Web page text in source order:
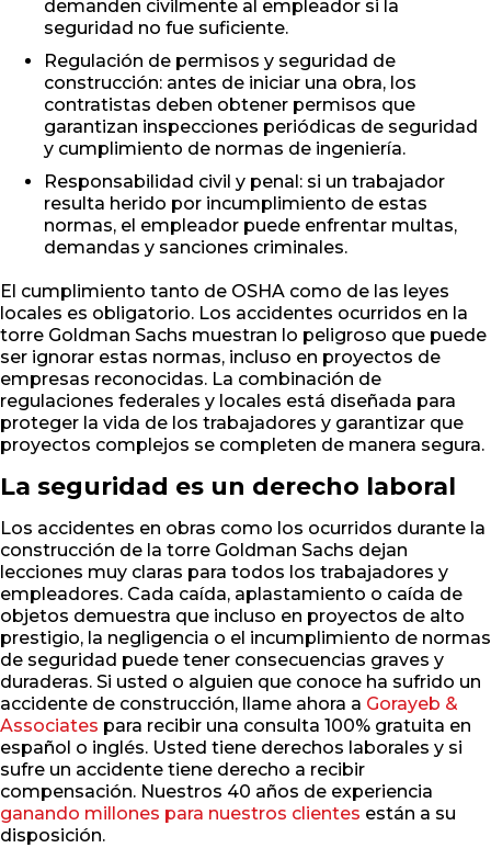
demanden civilmente al empleador si la
seguridad no fue suficiente.
Regulación de permisos y seguridad de
construcción: antes de iniciar una obra, los
contratistas deben obtener permisos que
garantizan inspecciones periódicas de seguridad
y cumplimiento de normas de ingeniería.
Responsabilidad civil y penal: si un trabajador
resulta herido por incumplimiento de estas
normas, el empleador puede enfrentar multas,
demandas y sanciones criminales.
El cumplimiento tanto de OSHA como de las leyes
locales es obligatorio. Los accidentes ocurridos en la
torre Goldman Sachs muestran lo peligroso que puede
ser ignorar estas normas, incluso en proyectos de
empresas reconocidas. La combinación de
regulaciones federales y locales está diseñada para
proteger la vida de los trabajadores y garantizar que
proyectos complejos se completen de manera segura.
La seguridad es un derecho laboral
Los accidentes en obras como los ocurridos durante la
construcción de la torre Goldman Sachs dejan
lecciones muy claras para todos los trabajadores y
empleadores. Cada caída, aplastamiento o caída de
objetos demuestra que incluso en proyectos de alto
prestigio, la negligencia o el incumplimiento de normas
de seguridad puede tener consecuencias graves y
duraderas. Si usted o alguien que conoce ha sufrido un
accidente de construcción, llame ahora a Gorayeb &
Associates para recibir una consulta 100% gratuita en
español o inglés. Usted tiene derechos laborales y si
sufre un accidente tiene derecho a recibir
compensación. Nuestros 40 años de experiencia
ganando millones para nuestros clientes están a su
disposición.